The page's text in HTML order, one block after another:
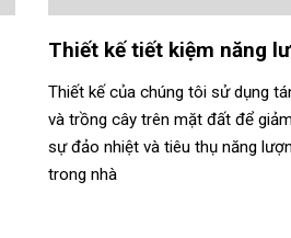
Thiết kế tiết kiệm năng
Thiết kế của chúng tôi sử dụng
và trồng cây trên mặt đất để
sự đảo nhiệt và tiêu thụ năng
trong nhà